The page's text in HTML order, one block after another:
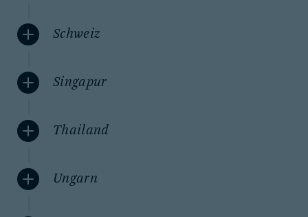
Schweiz
Singapur
Thailand
Ungarn